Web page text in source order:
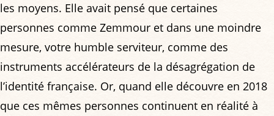
les moyens. Elle avait pensé que certaines
personnes comme Zemmour et dans une moindre
mesure, votre humble serviteur, comme des
instruments accélérateurs de la désagrégation de
l’identité française. Or, quand elle découvre en 2018
que ces mêmes personnes continuent en réalité à